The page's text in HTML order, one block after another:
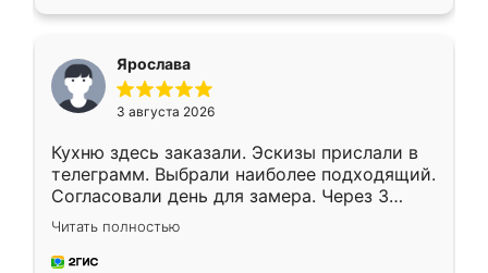
Ярослава
3 августа 2026
Кухню здесь заказали. Эскизы прислали в
телеграмм. Выбрали наиболее подходящий.
Согласовали день для замера. Через 3
недели кухня была уже готова. Остались
довольны работой. Спасибо Ренессанс
мебель за качественную работу!
Читать полностью